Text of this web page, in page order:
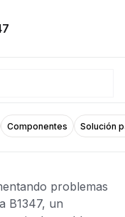
Componentes Solución
problemas
B1347, un